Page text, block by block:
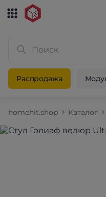
Распродажа
homehit.shop Каталог